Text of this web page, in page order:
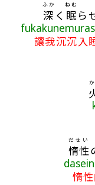
深
ふか
く 眠
ねむ
ら
讓我沉沉
惰性
だせい
惰